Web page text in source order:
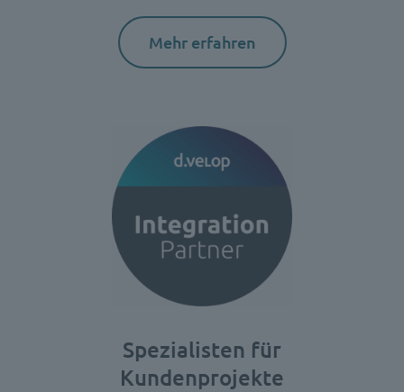
Mehr erfahren
Spezialisten für
Kundenprojekte